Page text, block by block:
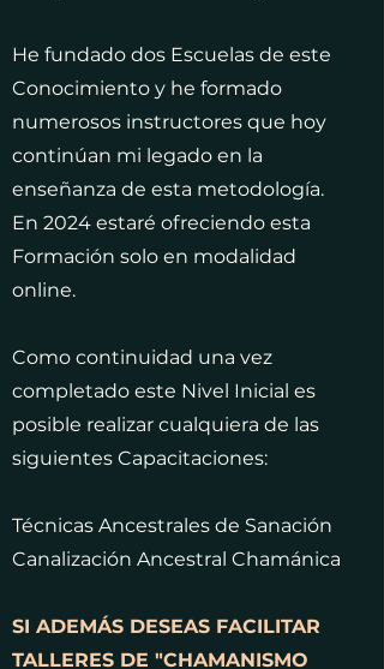
He fundado dos Escuelas de este
Conocimiento y he formado
numerosos instructores que hoy
continúan mi legado en la
enseñanza de esta metodología.
En 2024 estaré ofreciendo esta
Formación solo en modalidad
online.
Como continuidad una vez
completado este Nivel Inicial es
posible realizar cualquiera de las
siguientes Capacitaciones:
Técnicas Ancestrales de Sanación
Canalización Ancestral Chamánica
SI ADEMÁS DESEAS FACILITAR
TALLERES DE "CHAMANISMO